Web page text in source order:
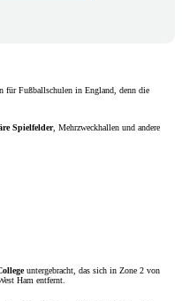
für Fußballschulen in England, denn die
Spielfelder, Mehrzweckhallen und andere
untergebracht, das sich in Zone 2 von
Ham entfernt.